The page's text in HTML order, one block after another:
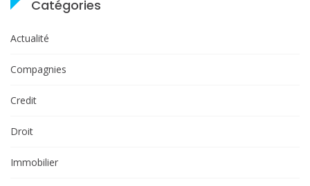
Catégories
Actualité
Compagnies
Credit
Droit
Immobilier